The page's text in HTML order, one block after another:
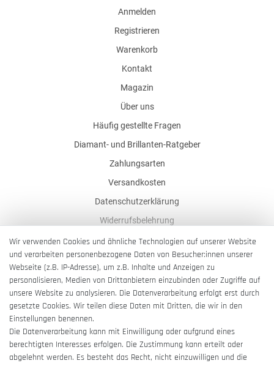
Anmelden
Registrieren
Warenkorb
Kontakt
Magazin
Über uns
Häufig gestellte Fragen
Diamant- und Brillanten-Ratgeber
Zahlungsarten
Versandkosten
Datenschutzerklärung
Widerrufsbelehrung
AGB
Impressum
Barrierefreiheitserklärung
Vertrag widerrufen
Wir verwenden Cookies und ähnliche Technologien auf unserer Website
und verarbeiten personenbezogene Daten von Besucher:innen unserer
Webseite (z.B. IP-Adresse), um z.B. Inhalte und Anzeigen zu
personalisieren, Medien von Drittanbietern einzubinden oder Zugriffe auf
unsere Website zu analysieren. Die Datenverarbeitung erfolgt erst durch
gesetzte Cookies. Wir teilen diese Daten mit Dritten, die wir in den
Einstellungen benennen.
Die Datenverarbeitung kann mit Einwilligung oder aufgrund eines
berechtigten Interesses erfolgen. Die Zustimmung kann erteilt oder
abgelehnt werden. Es besteht das Recht, nicht einzuwilligen und die